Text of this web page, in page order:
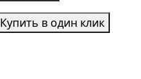
Купить в один клик